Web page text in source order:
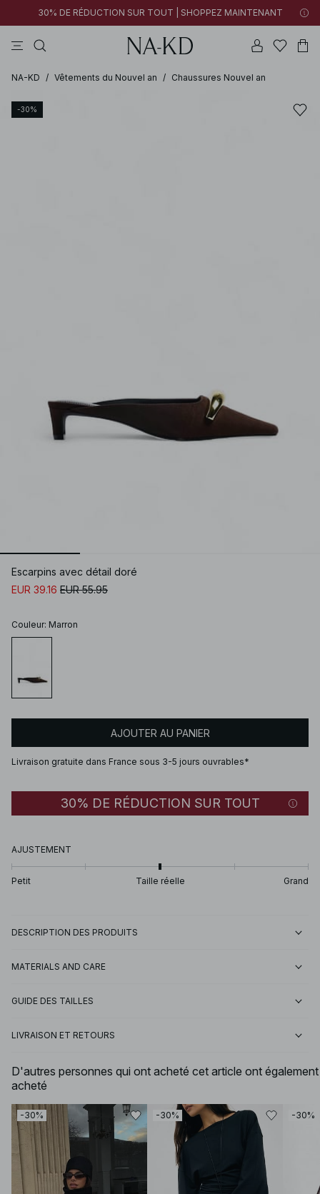
30% DE RÉDUCTION SUR TOUT | SHOPPEZ MAINTENANT
NA-KD / Vêtements du Nouvel an / Chaussures Nouvel an
-30%
Escarpins avec détail doré
EUR 39.16 EUR 55.95
Couleur: Marron
AJOUTER AU PANIER
Livraison gratuite dans France sous 3-5 jours ouvrables*
30% DE RÉDUCTION SUR TOUT
AJUSTEMENT
Petit Taille réelle Grand
DESCRIPTION DES PRODUITS
MATERIALS AND CARE
GUIDE DES TAILLES
LIVRAISON ET RETOURS
D'autres personnes qui ont acheté cet article ont également
acheté
-30% -30% -30%